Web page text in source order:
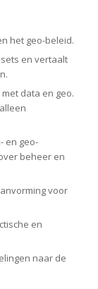
het geo-beleid.
en vertaalt
data en geo.
en geo-
beheer en
voor
en
naar de